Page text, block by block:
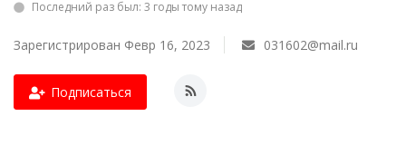
Чек-лист
РАЗВЛЕЧЕНИЯ
Последний раз был: 3 годы тому назад
Зарегистрирован Февр 16, 2023 031602@mail.ru
Подписаться